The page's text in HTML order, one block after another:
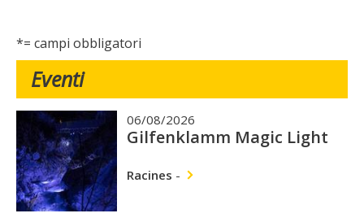
*= campi obbligatori
Eventi
06/08/2026
Gilfenklamm Magic Light
Racines -